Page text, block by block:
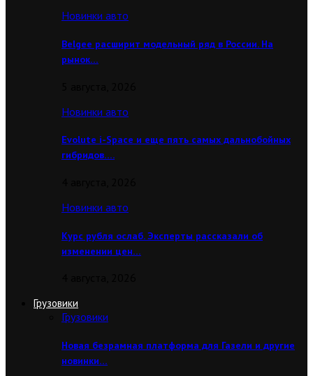
Новинки авто
Belgee расширит модельный ряд в России. На
рынок…
Новинки авто
Evolute i-Space и еще пять самых дальнобойных
гибридов….
Новинки авто
Курс рубля ослаб. Эксперты рассказали об
изменении цен…
Грузовики
Грузовики
Новая безрамная платформа для Газели и другие
новинки…